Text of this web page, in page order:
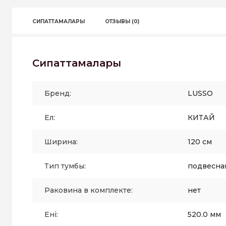
СИПАТТАМАЛАРЫ ОТЗЫВЫ (0)
Сипаттамалары
Бренд: LUSSO
Ел: КИТАЙ
Ширина: 120 см
Тип тумбы:
Раковина в комплекте: нет
Ені: 520.0 мм